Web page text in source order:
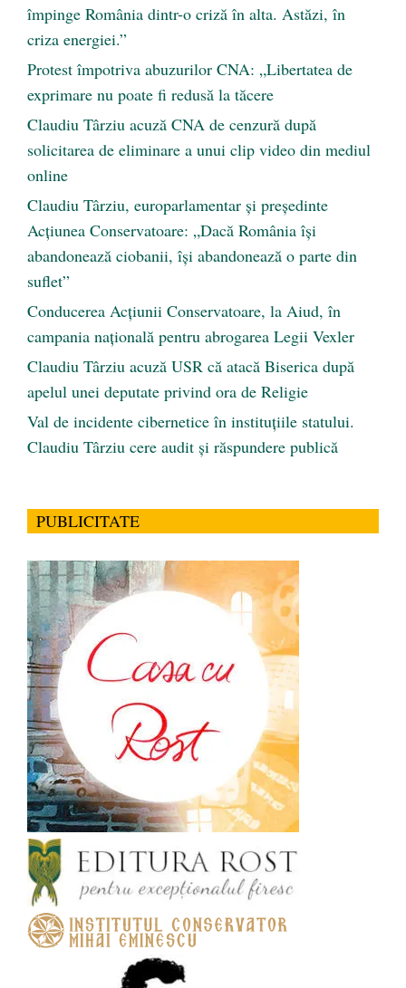
împinge România dintr-o criză în alta. Astăzi, în
criza energiei.”
Protest împotriva abuzurilor CNA: „Libertatea de
exprimare nu poate fi redusă la tăcere
Claudiu Târziu acuză CNA de cenzură după
solicitarea de eliminare a unui clip video din mediul
online
Claudiu Târziu, europarlamentar și președinte
Acțiunea Conservatoare: „Dacă România își
abandonează ciobanii, își abandonează o parte din
suflet”
Conducerea Acțiunii Conservatoare, la Aiud, în
campania națională pentru abrogarea Legii Vexler
Claudiu Târziu acuză USR că atacă Biserica după
apelul unei deputate privind ora de Religie
Val de incidente cibernetice în instituțiile statului.
Claudiu Târziu cere audit și răspundere publică
PUBLICITATE